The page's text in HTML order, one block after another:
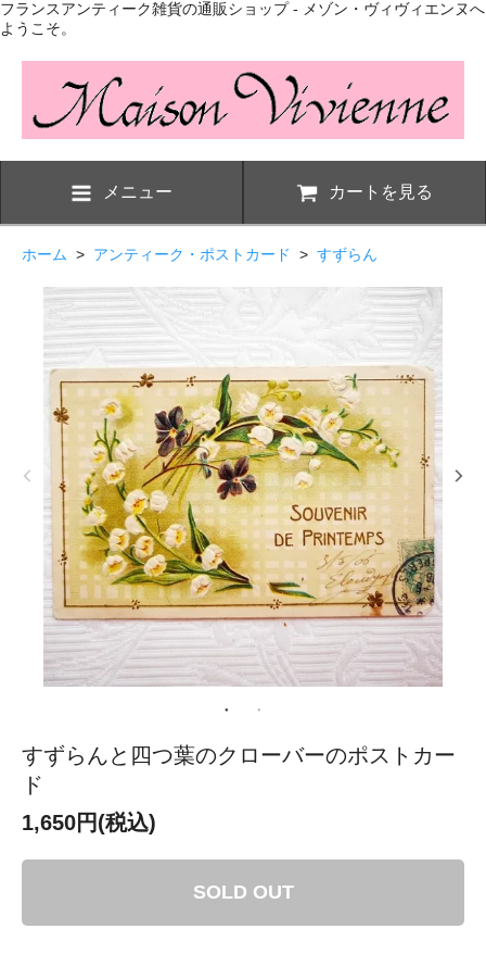
フランスアンティーク雑貨の通販ショップ - メゾン・ヴィヴィエンヌへ
ようこそ。
メニュー カートを見る
ホーム > アンティーク・ポストカード > すずらん
すずらんと四つ葉のクローバーのポストカー
ド
1,650円(税込)
SOLD OUT